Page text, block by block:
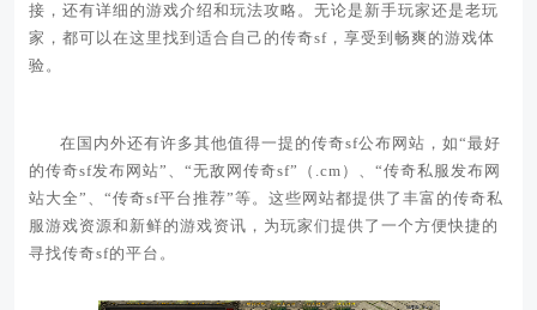
接，还有详细的游戏介绍和玩法攻略。无论是新手玩家还是老玩
家，都可以在这里找到适合自己的传奇sf，享受到畅爽的游戏体
验。
在国内外还有许多其他值得一提的传奇sf公布网站，如“最好
的传奇sf发布网站”、“无敌网传奇sf”（.cm）、“传奇私服发布网
站大全”、“传奇sf平台推荐”等。这些网站都提供了丰富的传奇私
服游戏资源和新鲜的游戏资讯，为玩家们提供了一个方便快捷的
寻找传奇sf的平台。